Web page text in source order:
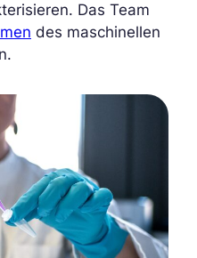
Das Team
des maschinellen